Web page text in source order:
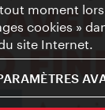
moment
cookies »
site Internet.